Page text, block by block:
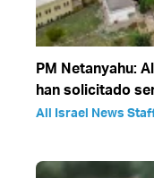
PM Netanyahu:
han solicitado
All Israel News